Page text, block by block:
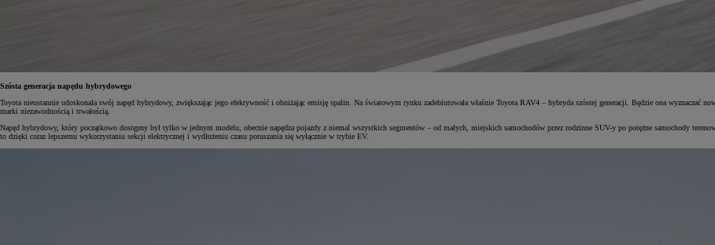
Szósta generacja napędu hybrydowego
Toyota nieustannie udoskonala swój napęd hybrydowy, zwiększając jego efektywność i obniżając emisję spalin. Na światowym rynku zadebiutowała właśnie Toyota RAV4 – hybryda szóstej generacji. Będzie ona wyznaczać
marki niezawodnością i trwałością.
Napęd hybrydowy, który początkowo dostępny był tylko w jednym modelu, obecnie napędza pojazdy z niemal wszystkich segmentów – od małych, miejskich samochodów przez rodzinne SUV-y po potężne samochody
to dzięki coraz lepszemu wykorzystaniu sekcji elektrycznej i wydłużeniu czasu poruszania się wyłącznie w trybie EV.